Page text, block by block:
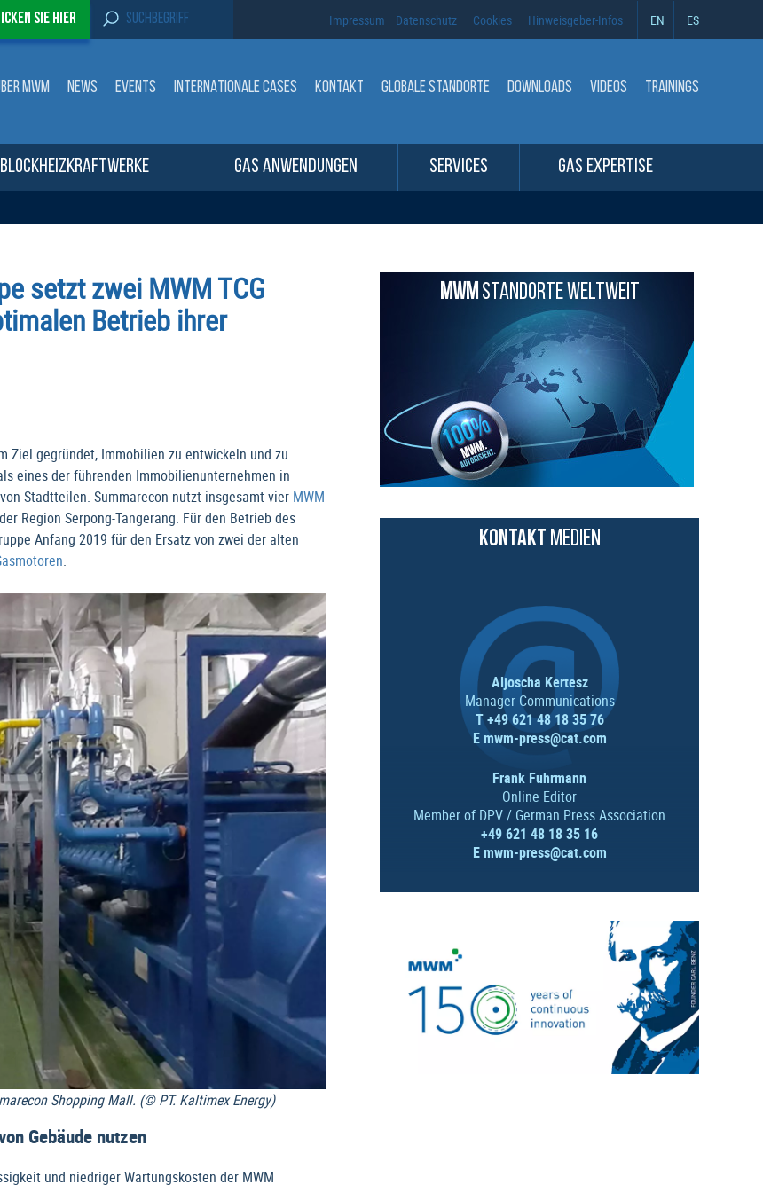
sie Hier
S
e
r
:
Impressum Datenschutz Cookies Hinweisgeber-Infos EN ES
MWM NEWS EVENTS INTERNATIONALE CASES KONTAKT GLOBALE STANDORTE DOWNLOADS VIDEOS TRAININGS
BLOCKHEIZKRAFTWERKE GAS ANWENDUNGEN SERVICES GAS EXPERTISE
setzt zwei MWM TCG
Betrieb ihrer
Ziel gegründet, Immobilien zu entwickeln und zu
eines der führenden Immobilienunternehmen in
Stadtteilen. Summarecon nutzt insgesamt vier MWM
Region Serpong-Tangerang. Für den Betrieb des
Anfang 2019 für den Ersatz von zwei der alten
.
Shopping Mall. (© PT. Kaltimex Energy)
Gebäude nutzen
und niedriger Wartungskosten der MWM
MWMSTANDORTE WELTWEIT
KONTAKT MEDIEN
Aljoscha Kertesz
Manager Communications
T +49 621 48 18 35 76
Emwm-press@cat.com
Frank Fuhrmann
Online Editor
Member of DPV / German Press Association
+49 621 48 18 35 16
Emwm-press@cat.com